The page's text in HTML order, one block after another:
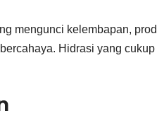
mengunci kelembapan,
Hidrasi yang